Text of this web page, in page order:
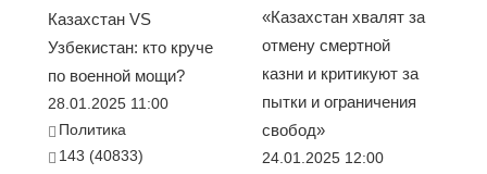
Казахстан VS
Узбекистан: кто круче
по военной мощи?
28.01.2025 11:00
Политика
143 (40833)
«Казахстан хвалят за
отмену смертной
казни и критикуют за
пытки и ограничения
свобод»
24.01.2025 12:00